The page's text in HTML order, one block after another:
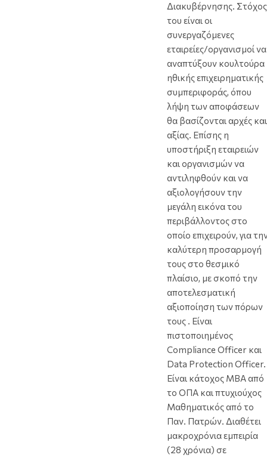
Διακυβέρνησης. Στόχος
του είναι οι
συνεργαζόμενες
εταιρείες/οργανισμοί να
αναπτύξουν κουλτούρα
ηθικής επιχειρηματικής
συμπεριφοράς, όπου
λήψη των αποφάσεων
θα βασίζονται αρχές και
αξίας. Επίσης η
υποστήριξη εταιρειών
και οργανισμών να
αντιληφθούν και να
αξιολογήσουν την
μεγάλη εικόνα του
περιβάλλοντος στο
οποίο επιχειρούν, για
καλύτερη προσαρμογή
τους στο θεσμικό
πλαίσιο, με σκοπό την
αποτελεσματική
αξιοποίηση των πόρων
τους . Είναι
πιστοποιημένος
Compliance Officer και
Data Protection Officer.
Είναι κάτοχος ΜΒΑ από
το ΟΠΑ και πτυχιούχος
Μαθηματικός από το
Παν. Πατρών. Διαθέτει
μακροχρόνια εμπειρία
(28 χρόνια) σε